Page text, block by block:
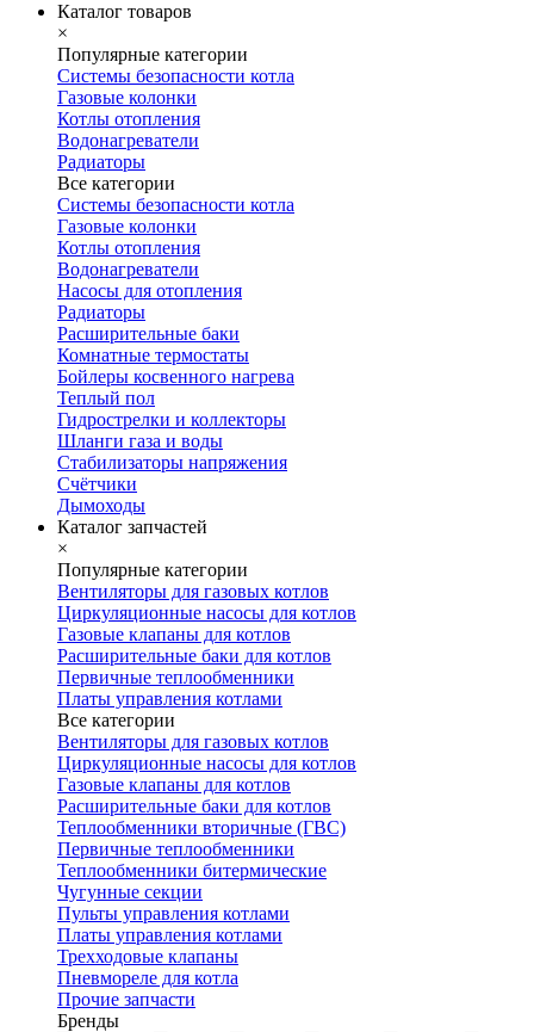
Каталог товаров
×
Популярные категории
Системы безопасности котла
Газовые колонки
Котлы отопления
Водонагреватели
Радиаторы
Все категории
Системы безопасности котла
Газовые колонки
Котлы отопления
Водонагреватели
Насосы для отопления
Радиаторы
Расширительные баки
Комнатные термостаты
Бойлеры косвенного нагрева
Теплый пол
Гидрострелки и коллекторы
Шланги газа и воды
Стабилизаторы напряжения
Счётчики
Дымоходы
Каталог запчастей
×
Популярные категории
Вентиляторы для газовых котлов
Циркуляционные насосы для котлов
Газовые клапаны для котлов
Расширительные баки для котлов
Первичные теплообменники
Платы управления котлами
Все категории
Вентиляторы для газовых котлов
Циркуляционные насосы для котлов
Газовые клапаны для котлов
Расширительные баки для котлов
Теплообменники вторичные (ГВС)
Первичные теплообменники
Теплообменники битермические
Чугунные секции
Пульты управления котлами
Платы управления котлами
Трехходовые клапаны
Пневмореле для котла
Прочие запчасти
Бренды